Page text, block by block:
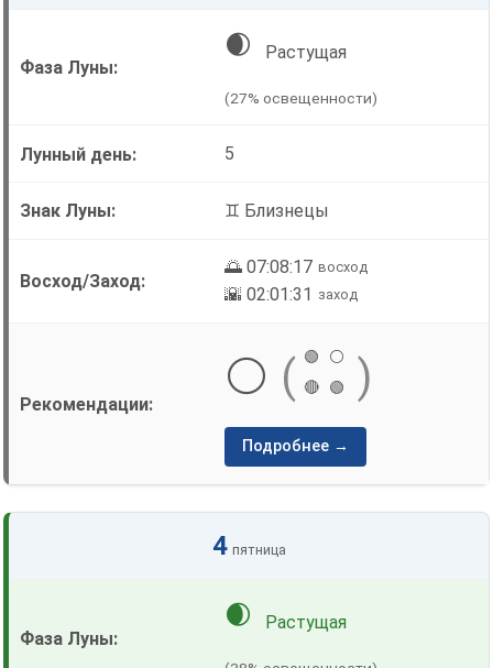
🌒 Растущая
(27% освещенности)
5
♊ Близнецы
🌅 07:08:17 восход
🌇 02:01:31 заход
⚪ ( 🟢
⚪
🔴
🟢 )
Подробнее →
4 пятница
🌒 Растущая